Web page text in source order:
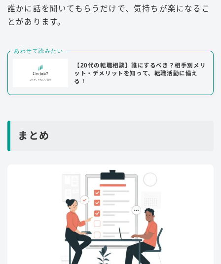
誰かに話を聞いてもらうだけで、気持ちが楽になるこ
とがあります。
あわせて読みたい
【20代の転職相談】誰にするべき？相手別メリ
ット・デメリットを知って、転職活動に備え
る！
まとめ